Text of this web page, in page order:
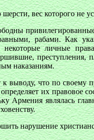
шерсти, вес которого не
рабами. Как
некоторые личные
преступления,
наказаниям.
выводу, что по своему
их правовое
Армения являлась
нарушение